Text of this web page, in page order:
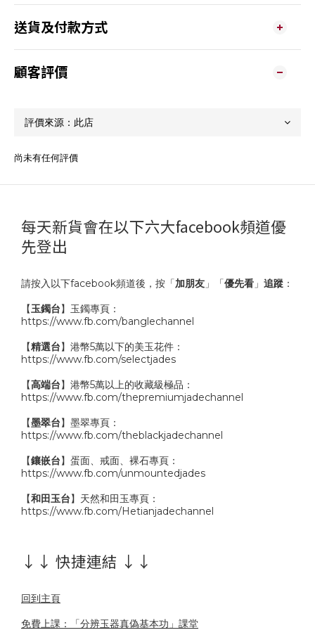
送貨及付款方式
顧客評價
尚未有任何評價
每天新貨會在以下六大facebook頻道優
先登出
請按入以下facebook頻道後，按「加朋友 」「優先看 」 追蹤 ：
【玉鐲台】玉鐲專頁：
https://www.fb.com/banglechannel
【精選台】港幣5萬以下的美玉花件：
https://www.fb.com/selectjades
【高端台】港幣5萬以上的收藏級極品：
https://www.fb.com/thepremiumjadechannel
【墨翠台】墨翠專頁：
https://www.fb.com/theblackjadechannel
【鑲嵌台】蛋面、戒面、裸石專頁：
https://www.fb.com/unmountedjades
【和田玉台】天然和田玉專頁：
https://www.fb.com/Hetianjadechannel
↓↓ 快捷連結 ↓↓
回到主頁
免費上課：「分辨玉器真偽基本功」課堂